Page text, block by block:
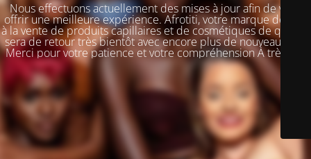
Nous effectuons actuellement des mises à jour afin de vous
offrir une meilleure expérience. Afrotiti, votre marque dédiée
à la vente de produits capillaires et de cosmétiques de qualité,
sera de retour très bientôt avec encore plus de nouveautés !!!
Merci pour votre patience et votre compréhension À très vite